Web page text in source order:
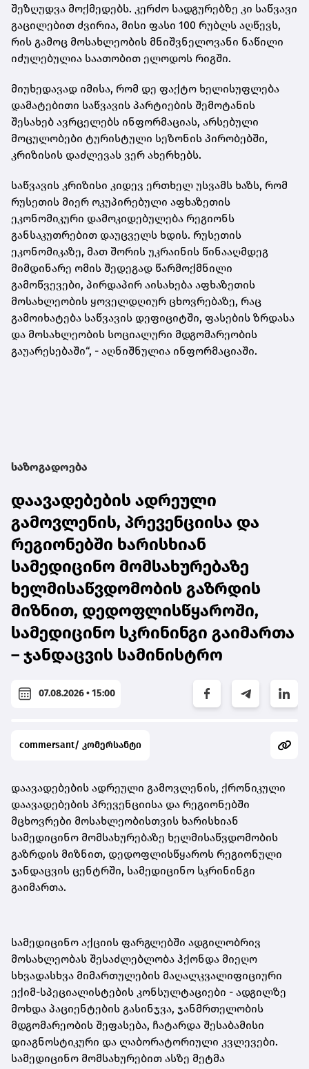
შეზღუდვა მოქმედებს. კერძო სადგურებზე კი საწვავი
გაცილებით ძვირია, მისი ფასი 100 რუბლს აღწევს,
რის გამოც მოსახლეობის მნიშვნელოვანი ნაწილი
იძულებულია საათობით ელოდოს რიგში.
მიუხედავად იმისა, რომ დე ფაქტო ხელისუფლება
დამატებითი საწვავის პარტიების შემოტანის
შესახებ ავრცელებს ინფორმაციას, არსებული
მოცულობები ტურისტული სეზონის პირობებში,
კრიზისის დაძლევას ვერ ახერხებს.
საწვავის კრიზისი კიდევ ერთხელ უსვამს ხაზს, რომ
რუსეთის მიერ ოკუპირებული აფხაზეთის
ეკონომიკური დამოკიდებულება რეგიონს
განსაკუთრებით დაუცველს ხდის. რუსეთის
ეკონომიკაზე, მათ შორის უკრაინის წინააღმდეგ
მიმდინარე ომის შედეგად წარმოქმნილი
გამოწვევები, პირდაპირ აისახება აფხაზეთის
მოსახლეობის ყოველდღიურ ცხოვრებაზე, რაც
გამოიხატება საწვავის დეფიციტში, ფასების ზრდასა
და მოსახლეობის სოციალური მდგომარეობის
გაუარესებაში“, - აღნიშნულია ინფორმაციაში.
საზოგადოება
დაავადებების ადრეული
გამოვლენის, პრევენციისა და
რეგიონებში ხარისხიან
სამედიცინო მომსახურებაზე
ხელმისაწვდომობის გაზრდის
მიზნით, დედოფლისწყაროში,
სამედიცინო სკრინინგი გაიმართა
– ჯანდაცვის სამინისტრო
07.08.2026 • 15:00
commersant/ კომერსანტი
დაავადებების ადრეული გამოვლენის, ქრონიკული
დაავადებების პრევენციისა და რეგიონებში
მცხოვრები მოსახლეობისთვის ხარისხიან
სამედიცინო მომსახურებაზე ხელმისაწვდომობის
გაზრდის მიზნით, დედოფლისწყაროს რეგიონული
ჯანდაცვის ცენტრში, სამედიცინო სკრინინგი
გაიმართა.
სამედიცინო აქციის ფარგლებში ადგილობრივ
მოსახლეობას შესაძლებლობა ჰქონდა მიეღო
სხვადასხვა მიმართულების მაღალკვალიფიციური
ექიმ-სპეციალისტების კონსულტაციები - ადგილზე
მოხდა პაციენტების გასინჯვა, ჯანმრთელობის
მდგომარეობის შეფასება, ჩატარდა შესაბამისი
დიაგნოსტიკური და ლაბორატორიული კვლევები.
სამედიცინო მომსახურებით ასზე მეტმა